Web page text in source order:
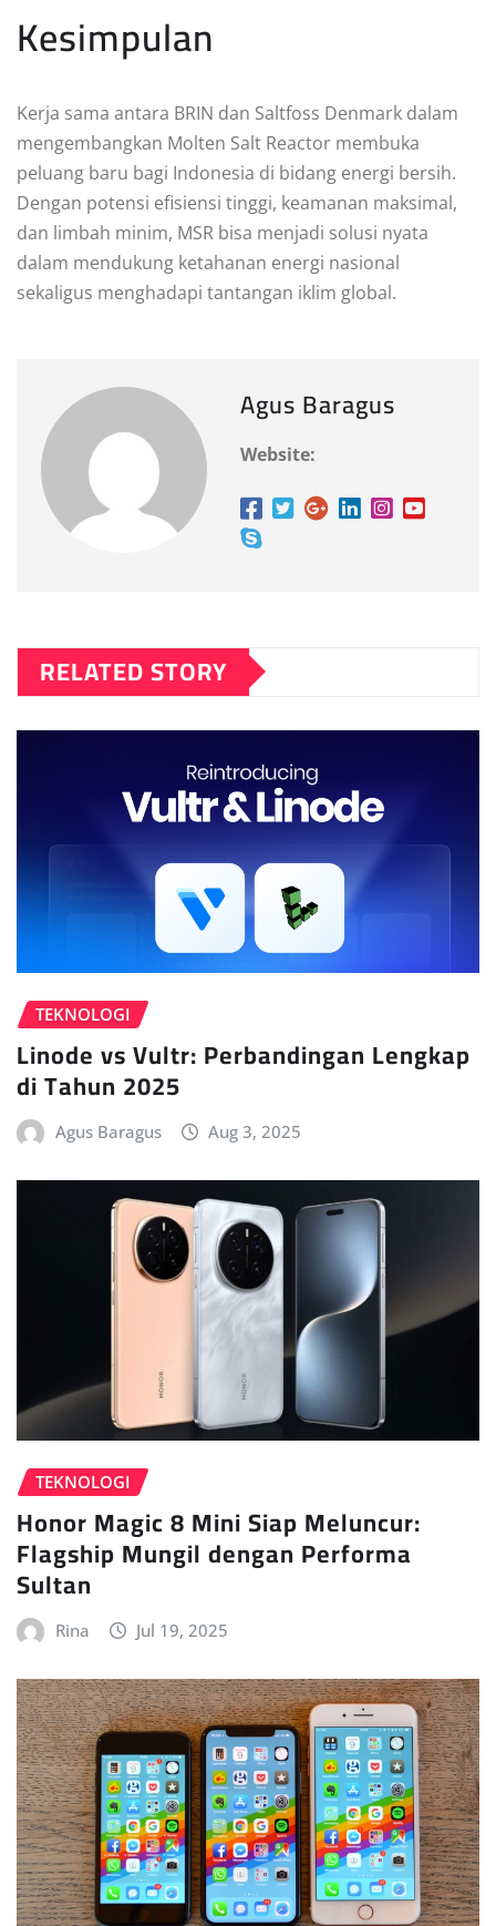
Kesimpulan
Kerja sama antara BRIN dan Saltfoss Denmark dalam
mengembangkan Molten Salt Reactor membuka
peluang baru bagi Indonesia di bidang energi bersih.
Dengan potensi efisiensi tinggi, keamanan maksimal,
dan limbah minim, MSR bisa menjadi solusi nyata
dalam mendukung ketahanan energi nasional
sekaligus menghadapi tantangan iklim global.
Agus Baragus
Website:
RELATED STORY
TEKNOLOGI
Linode vs Vultr: Perbandingan Lengkap
di Tahun 2025
Agus Baragus Aug 3, 2025
TEKNOLOGI
Honor Magic 8 Mini Siap Meluncur:
Flagship Mungil dengan Performa
Sultan
Rina Jul 19, 2025